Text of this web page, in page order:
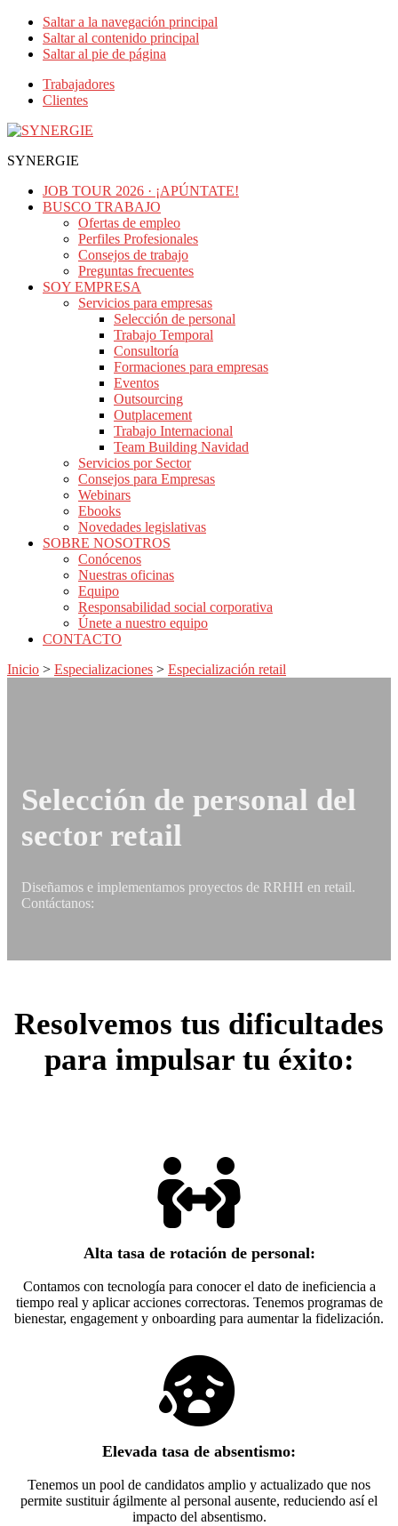
Saltar a la navegación principal
Saltar al contenido principal
Saltar al pie de página
Trabajadores
Clientes
SYNERGIE
JOB TOUR 2026 · ¡APÚNTATE!
BUSCO TRABAJO
Ofertas de empleo
Perfiles Profesionales
Consejos de trabajo
Preguntas frecuentes
SOY EMPRESA
Servicios para empresas
Selección de personal
Trabajo Temporal
Consultoría
Formaciones para empresas
Eventos
Outsourcing
Outplacement
Trabajo Internacional
Team Building Navidad
Servicios por Sector
Consejos para Empresas
Webinars
Ebooks
Novedades legislativas
SOBRE NOSOTROS
Conócenos
Nuestras oficinas
Equipo
Responsabilidad social corporativa
Únete a nuestro equipo
CONTACTO
Inicio > Especializaciones > Especialización retail
Selección de personal del
sector retail
Diseñamos e implementamos proyectos de RRHH en retail.
Contáctanos:
Resolvemos tus dificultades
para impulsar tu éxito:
Alta tasa de rotación de personal:
Contamos con tecnología para conocer el dato de ineficiencia a
tiempo real y aplicar acciones correctoras. Tenemos programas de
bienestar, engagement y onboarding para aumentar la fidelización.
Elevada tasa de absentismo:
Tenemos un pool de candidatos amplio y actualizado que nos
permite sustituir ágilmente al personal ausente, reduciendo así el
impacto del absentismo.